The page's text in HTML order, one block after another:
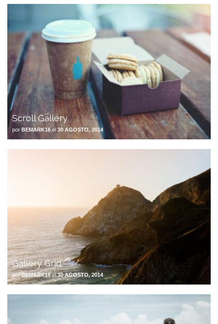
Scroll Gallery
por BEMARK16 el 30 AGOSTO, 2014
Gallery Grid
porBEMARK16 el30 AGOSTO, 2014